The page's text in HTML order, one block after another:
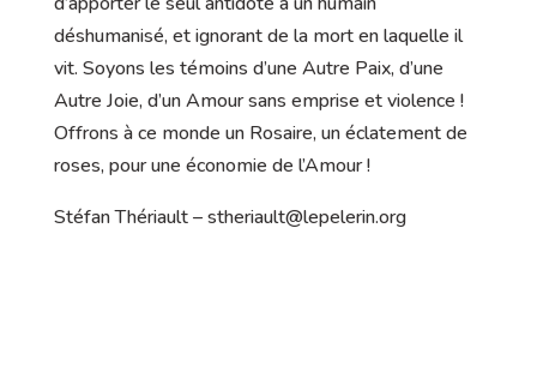
déshumanisé, et ignorant de la mort en laquelle il
vit. Soyons les témoins d’une Autre Paix, d’une
Autre Joie, d’un Amour sans emprise et violence !
Offrons à ce monde un Rosaire, un éclatement de
roses, pour une économie de l’Amour !
Stéfan Thériault – stheriault@lepelerin.org